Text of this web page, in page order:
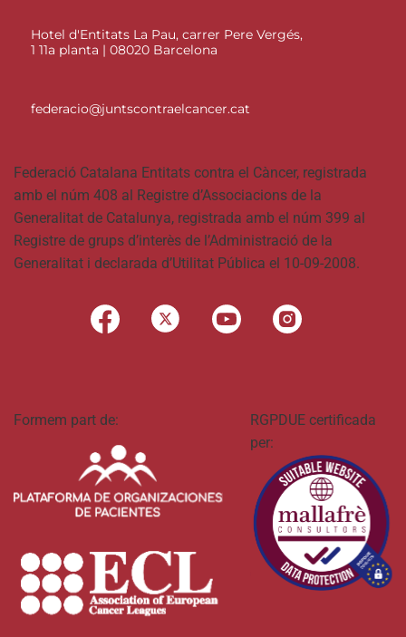
Hotel d'Entitats La Pau, carrer Pere Vergés,
1 11a planta | 08020 Barcelona
federacio@juntscontraelcancer.cat
Federació Catalana Entitats contra el Càncer, registrada
amb el núm 408 al Registre d’Associacions de la
Generalitat de Catalunya, registrada amb el núm 399 al
Registre de grups d’interès de l’Administració de la
Generalitat i declarada d’Utilitat Pública el 10-09-2008.
Formem part de:
RGPDUE certificada
per: